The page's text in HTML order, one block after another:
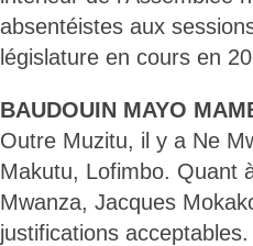
absentéistes aux
législature en cours en
BAUDOUIN MAYO
Outre Muzitu, il y a Ne
Makutu, Lofimbo. Quant
Mwanza, Jacques
justifications